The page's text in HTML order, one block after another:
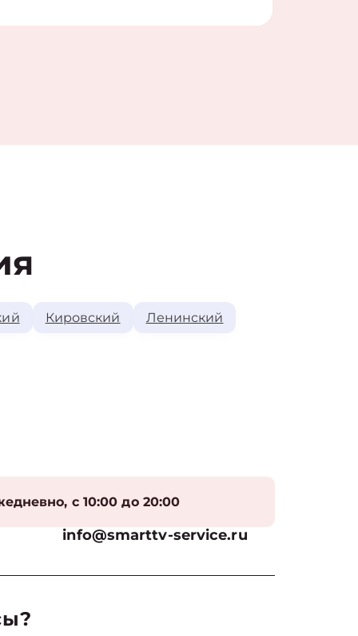
Кировский Ленинский
с 10:00 до 20:00
info@smarttv-service.ru